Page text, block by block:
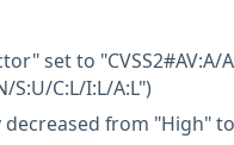
set to
S:U/C:L/I:L/A:L")
decreased from "High"